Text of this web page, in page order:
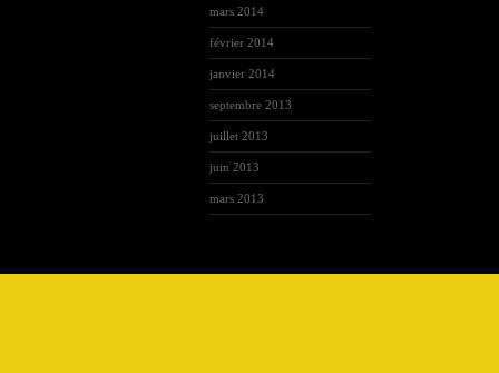
mars 2014
février 2014
janvier 2014
septembre 2013
juillet 2013
juin 2013
mars 2013